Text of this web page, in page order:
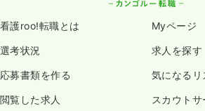
看護roo!転職とは Myページ
選考状況 求人を探す
応募書類を作る 気になるリ
閲覧した求人 スカウトサ